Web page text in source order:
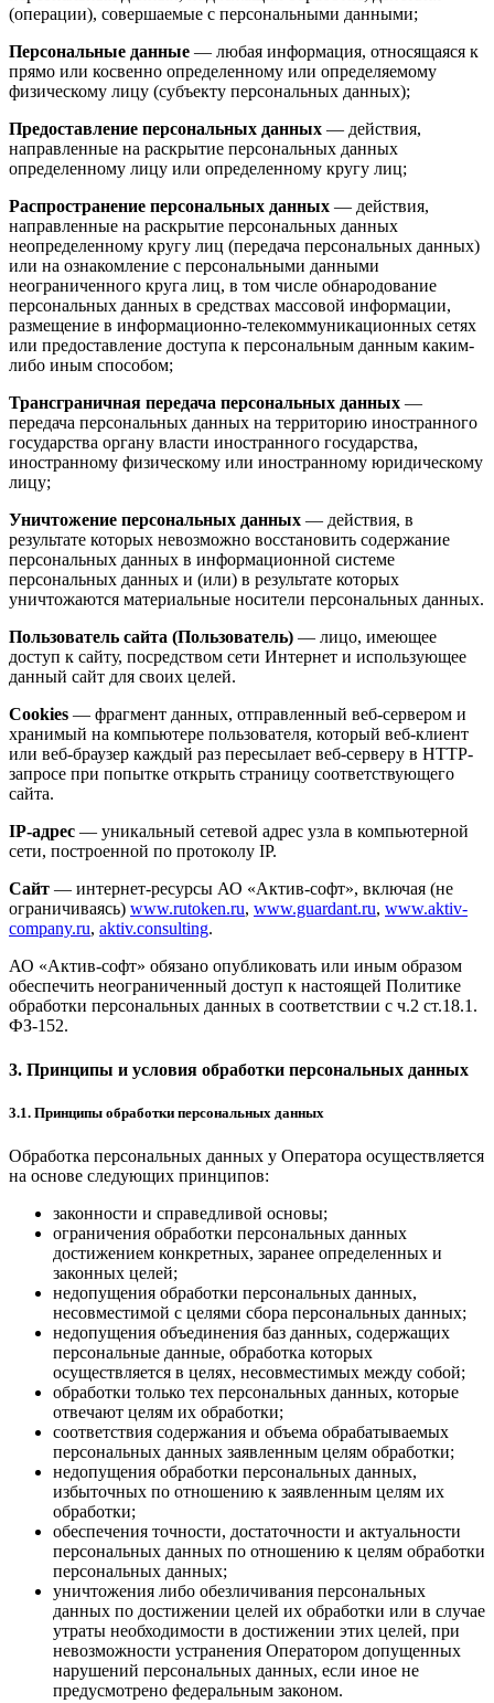
(операции), совершаемые с персональными данными;
Персональные данные — любая информация, относящаяся к
прямо или косвенно определенному или определяемому
физическому лицу (субъекту персональных данных);
Предоставление персональных данных — действия,
направленные на раскрытие персональных данных
определенному лицу или определенному кругу лиц;
Распространение персональных данных — действия,
направленные на раскрытие персональных данных
неопределенному кругу лиц (передача персональных данных)
или на ознакомление с персональными данными
неограниченного круга лиц, в том числе обнародование
персональных данных в средствах массовой информации,
размещение в информационно-телекоммуникационных сетях
или предоставление доступа к персональным данным каким-
либо иным способом;
Трансграничная передача персональных данных —
передача персональных данных на территорию иностранного
государства органу власти иностранного государства,
иностранному физическому или иностранному юридическому
лицу;
Уничтожение персональных данных — действия, в
результате которых невозможно восстановить содержание
персональных данных в информационной системе
персональных данных и (или) в результате которых
уничтожаются материальные носители персональных данных.
Пользователь сайта (Пользователь) — лицо, имеющее
доступ к сайту, посредством сети Интернет и использующее
данный сайт для своих целей.
Cookies — фрагмент данных, отправленный веб-сервером и
хранимый на компьютере пользователя, который веб-клиент
или веб-браузер каждый раз пересылает веб-серверу в HTTP-
запросе при попытке открыть страницу соответствующего
сайта.
IP-адрес — уникальный сетевой адрес узла в компьютерной
сети, построенной по протоколу IP.
Сайт — интернет-ресурсы АО «Актив-софт», включая (не
ограничиваясь) www.rutoken.ru, www.guardant.ru, www.aktiv-
company.ru, aktiv.consulting.
АО «Актив-софт» обязано опубликовать или иным образом
обеспечить неограниченный доступ к настоящей Политике
обработки персональных данных в соответствии с ч.2 ст.18.1.
ФЗ-152.
3. Принципы и условия обработки персональных данных
3.1. Принципы обработки персональных данных
Обработка персональных данных у Оператора осуществляется
на основе следующих принципов:
законности и справедливой основы;
ограничения обработки персональных данных
достижением конкретных, заранее определенных и
законных целей;
недопущения обработки персональных данных,
несовместимой с целями сбора персональных данных;
недопущения объединения баз данных, содержащих
персональные данные, обработка которых
осуществляется в целях, несовместимых между собой;
обработки только тех персональных данных, которые
отвечают целям их обработки;
соответствия содержания и объема обрабатываемых
персональных данных заявленным целям обработки;
недопущения обработки персональных данных,
избыточных по отношению к заявленным целям их
обработки;
обеспечения точности, достаточности и актуальности
персональных данных по отношению к целям обработки
персональных данных;
уничтожения либо обезличивания персональных
данных по достижении целей их обработки или в случае
утраты необходимости в достижении этих целей, при
невозможности устранения Оператором допущенных
нарушений персональных данных, если иное не
предусмотрено федеральным законом.